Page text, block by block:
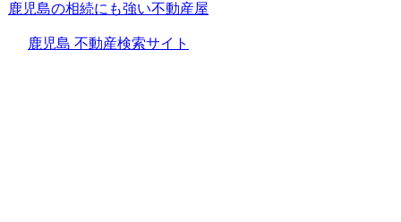
鹿児島の相続にも強い不動産屋
鹿児島 不動産検索サイト